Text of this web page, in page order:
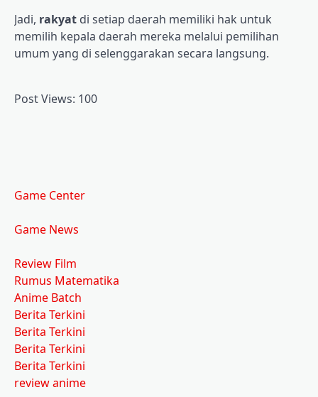
Jadi, rakyat di setiap daerah memiliki hak untuk
memilih kepala daerah mereka melalui pemilihan
umum yang di selenggarakan secara langsung.
Post Views: 100
Game Center
Game News
Review Film
Rumus Matematika
Anime Batch
Berita Terkini
Berita Terkini
Berita Terkini
Berita Terkini
review anime